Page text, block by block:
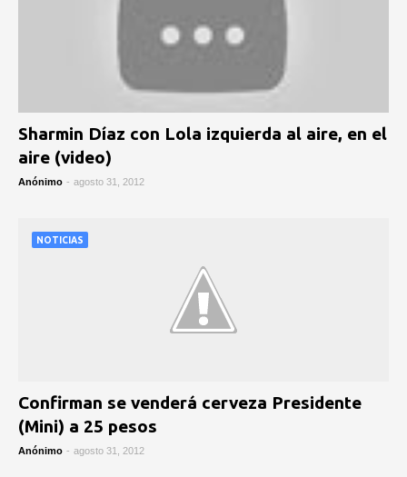
Sharmin Díaz con Lola izquierda al aire, en el
aire (video)
Anónimo - agosto 31, 2012
NOTICIAS
Confirman se venderá cerveza Presidente
(Mini) a 25 pesos
Anónimo - agosto 31, 2012